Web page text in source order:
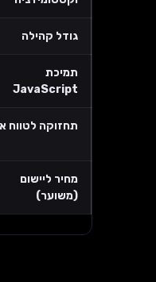
גודל קהילה
תמיכת
JavaScript
תחזוקה לטווח
מחיר ליישום
(משוער)